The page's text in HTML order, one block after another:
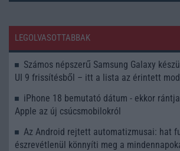
LEGOLVASOTTABBAK
Számos népszerű Samsung Galaxy
UI 9 frissítésből – itt a lista az érintett
iPhone 18 bemutató dátum - ekkor
Apple az új csúcsmobilokról
Az Android rejtett automatizmusai: hat
észrevétlenül könnyíti meg a